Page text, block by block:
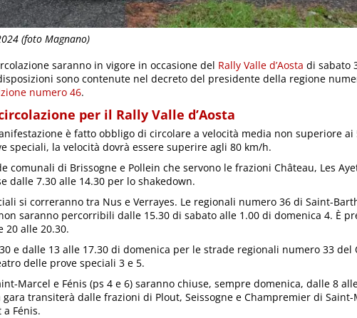
(foto Magnano)
saranno in vigore in occasione del Rally Valle d’Aosta di sabato
sono contenute nel decreto del presidente della regione
numero 46.
per il Rally Valle d’Aosta
è fatto obbligo di circolare a velocità media non superiore ai
speciali, la velocità dovrà essere superire agli 80 km/h.
comunali di Brissogne e Pollein che servono le frazioni Château, Les
dalle 7.30 alle 14.30 per lo shakedown.
si correranno tra Nus e Verrayes. Le regionali numero 36 di Saint-
saranno percorribili dalle 15.30 di sabato alle 1.00 di domenica 4. È
alle 20.30.
e dalle 13 alle 17.30 di domenica per le strade regionali numero 33 del
delle prove speciali 3 e 5.
Marcel e Fénis (ps 4 e 6) saranno chiuse, sempre domenica, dalle 8
gara transiterà dalle frazioni di Plout, Seissogne e Champremier di Saint-
a Fénis.